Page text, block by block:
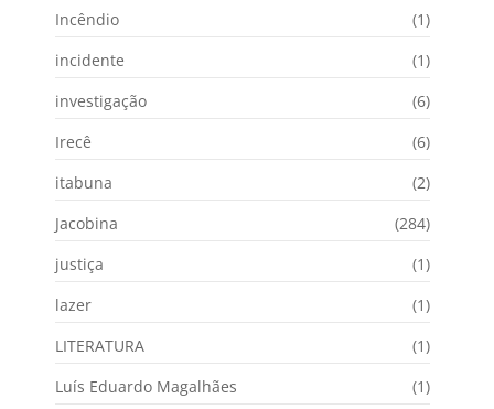
Incêndio
(1)
incidente
(1)
investigação
(6)
Irecê
(6)
itabuna
(2)
Jacobina
(284)
justiça
(1)
lazer
(1)
LITERATURA
(1)
Luís Eduardo Magalhães
(1)